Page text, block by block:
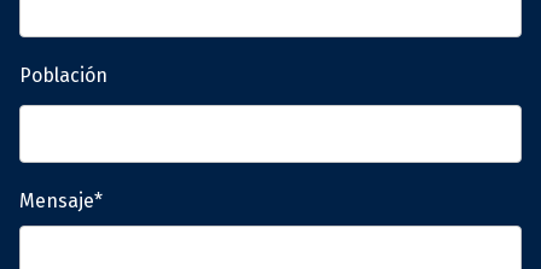
Población
Mensaje*